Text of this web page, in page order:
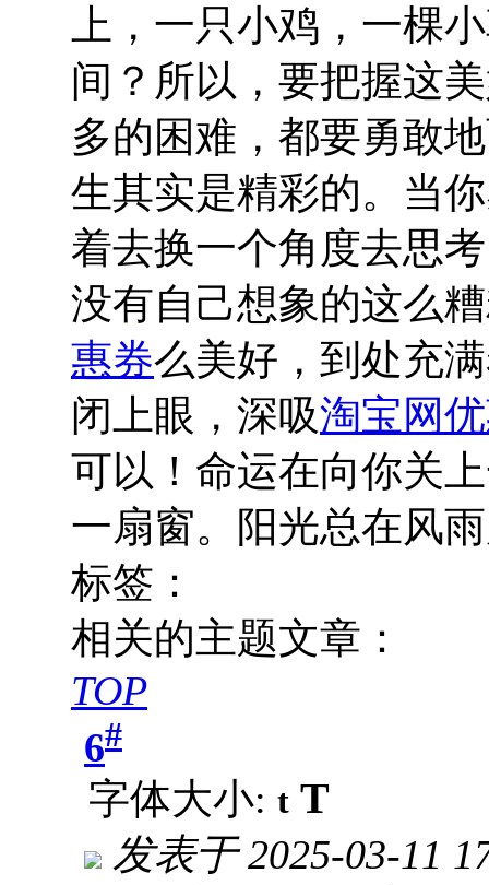
上，一只小鸡，一棵
间？所以，要把握这
多的困难，都要勇敢
生其实是精彩的。当
着去换一个角度去思
没有自己想象的这么
惠券么美好，到处充
闭上眼，深吸淘宝网
可以！命运在向你关
一扇窗。阳光总在风
标签：
相关的主题文章：
TOP
6#
字体大小: t T
发表于2025-03-11